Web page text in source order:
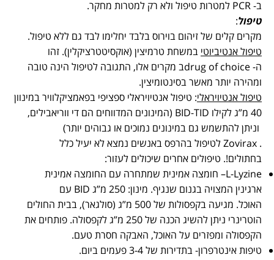
ב-PCR למטרות טיפול ולא רק למטרות מחקר.
טיפול:
מקרים קלים של זיהום בוירוס בלבד יחלימו לבד גם ללא טיפול.
טיפול אנטיביוטי במשחת טרמיצין (אוקסיטטרציקלין). זהו
ה-drug of choiceב מקרים אלו, התגובה לטיפול הינה טובה
ומהירה יותר מאשר בסינטומיצין.
טיפול אנטיויראלי: טיפול אנטיויראלי ספציפי בפאמציקלוויר במינוון
40 מ”ג לקילו BID-TID (המינונים המדווחים הם די ווריאבילים,
וניתן להתשמש גם במינונים נמוכים או גבוהים יותר)
.
Zoviraxלטיפול בהרפס באנשים נמצא לא יעיל כלל
בחתולים!. טיפולים אחרים שיכולים לעזור:
L-Lyzine– חומצה אמינית שמתחרה עם החומצה אמינית
ארגינין המצויה בגנום שנגיף. מינון: 250 מ”ג
BID עם
האוכל. מגיעה בקפסולות של 500 מ”ג (סולגאר), בבית החולים
הוטרינרי ניתן להשיג הכנה של 250 מ”ג לקפסולה. פותחים את
הקפסולה ומפזרים על האוכל, האבקה חסרת טעם.
טיפות אינטרפרון- בתדירות של 3-4 פעמים ביום.